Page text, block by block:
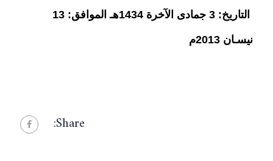
التاريخ: 3 جمادى الآخرة 1434هـ الموافق: 13
نيسـان 2013م
Share: